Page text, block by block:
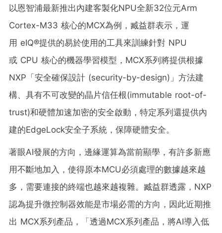
以恩智浦最新推出內建客製化NPU全新32位元Arm
Cortex-M33 核心的MCX為例，臧益群表示，運
用 eIQ®提供的易於使用的工具來訓練針對 NPU
或 CPU 核心的機器學習模型，MCX系列將提供根據
NXP「安全確保設計 (security-by-design)」方法建
構、具有不可改變的晶片信任根(immutable root-of-
trust)和硬體加速加密的安全啟動，特定系列還提供內
建的EdgeLock安全子系統，保障硬體安全。
著眼AI發展的方向，邊緣運算為當前顯學，有許多新應
用不斷地加入，使得原本MCU必須處理的數據越來越
多，需要連接的終端也越來越複雜。臧益群透露，NXP
認為提升微控制器效能是市場必需的方向，因此近期推
出 MCX系列產品，「透過MCX系列產品，將AI導入低